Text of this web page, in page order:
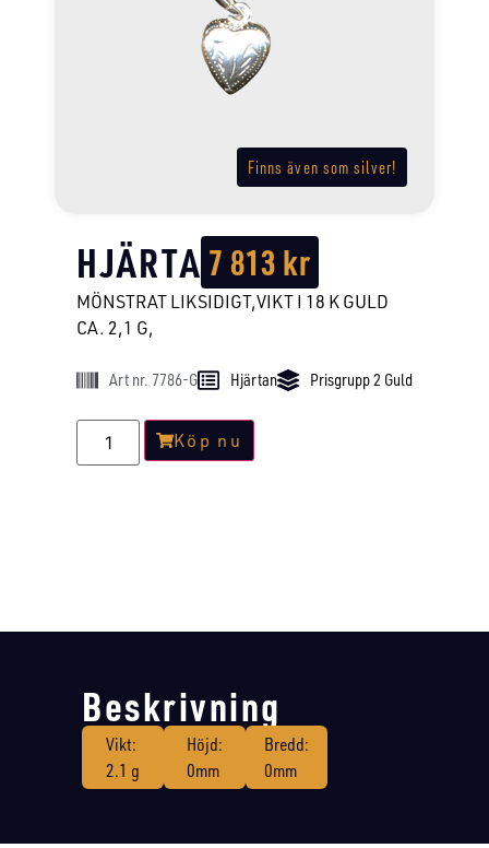
Finns även som silver!
HJÄRTA 7 813kr
MÖNSTRAT LIKSIDIGT,VIKT I 18 K GULD
CA. 2,1 G,
Art nr. 7786-G Hjärtan Prisgrupp 2 Guld
Köp nu
Beskrivning
Vikt:
2.1 g
Höjd:
0mm
Bredd:
0mm